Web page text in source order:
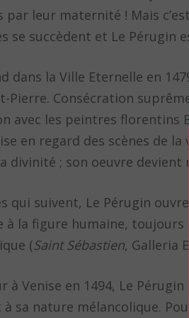
par leur maternité ! Mais
se succèdent et Le Pérugin
dans la Ville Eternelle en
Pierre. Consécration
avec les peintres florentins
en regard des scènes de
divinité ; son oeuvre
qui suivent, Le Pérugin
à la figure humaine,
(Saint Sébastien, Galleria
à Venise en 1494, Le
sa nature mélancolique.